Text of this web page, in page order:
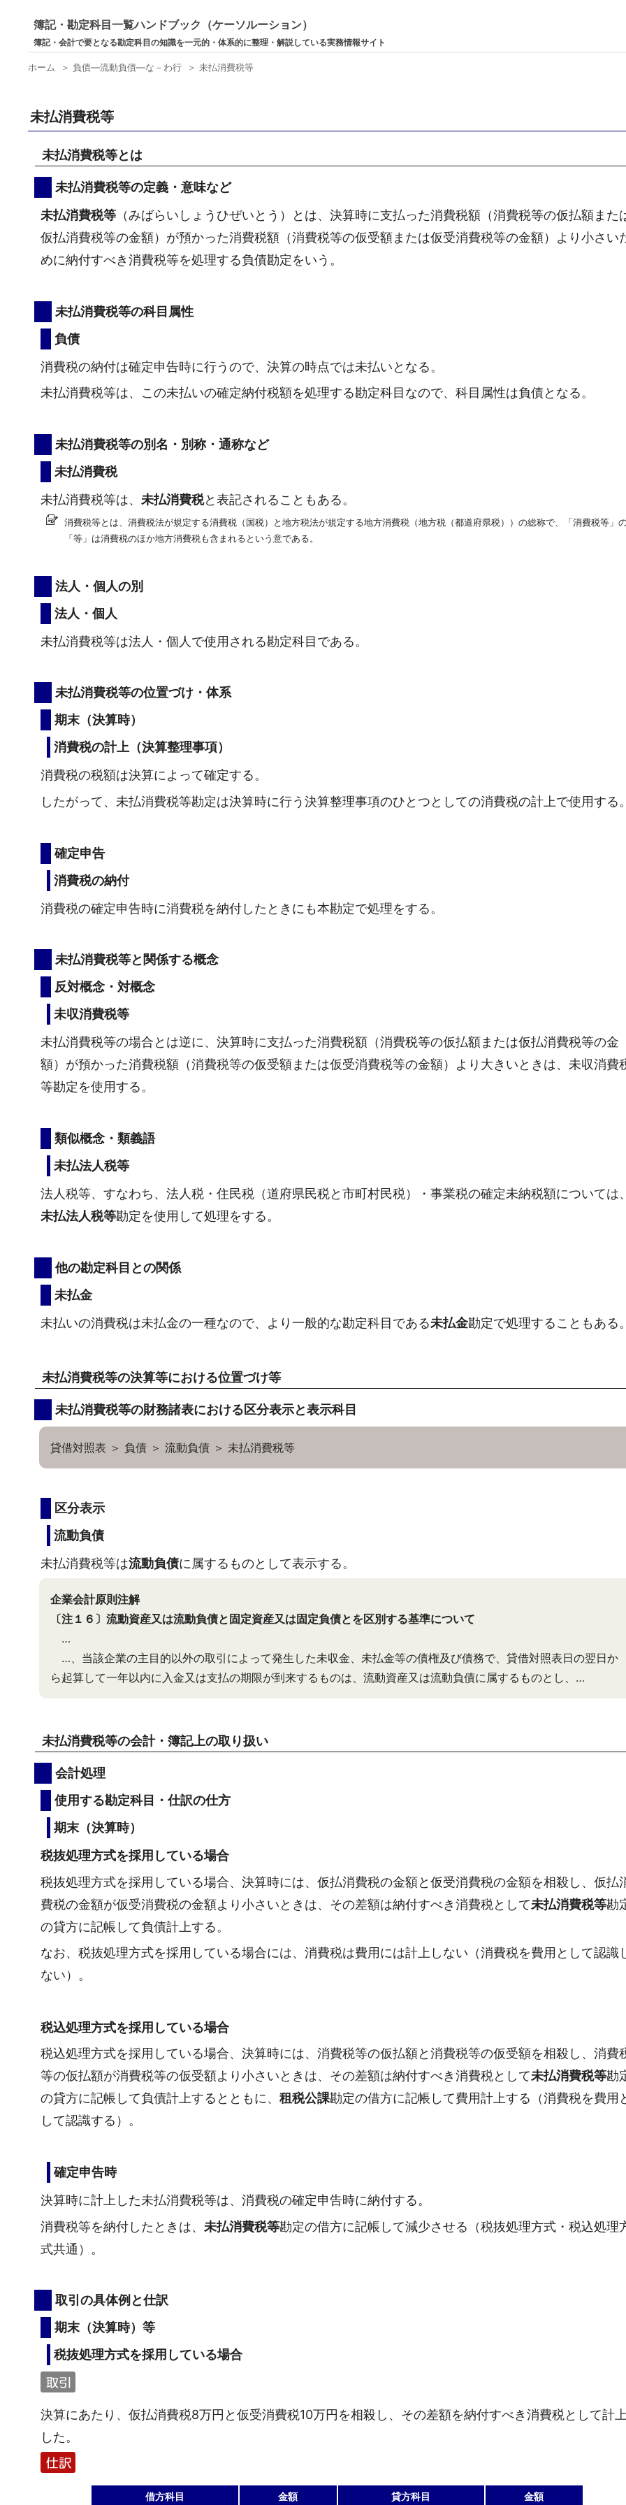
簿記・勘定科目一覧ハンドブック（ケーソルーション）
簿記・会計で要となる勘定科目の知識を一元的・体系的に整理・解説している実務情報サイト
ホーム ＞ 負債―流動負債―な－わ行 ＞ 未払消費税等
未払消費税等
未払消費税等とは
未払消費税等の定義・意味など
未払消費税等 （みばらいしょうひぜいとう）とは、決算時に支払った消費税額（消費税等の仮払額また
仮払消費税等の金額）が預かった消費税額（消費税等の仮受額または仮受消費税等の金額）より小さい
めに納付すべき消費税等を処理する負債勘定をいう。
未払消費税等の科目属性
負債
消費税の納付は確定申告時に行うので、決算の時点では未払いとなる。
未払消費税等は、この未払いの確定納付税額を処理する勘定科目なので、科目属性は負債となる。
未払消費税等の別名・別称・通称など
未払消費税
未払消費税等は、 未払消費税と表記されることもある。
消費税等とは、消費税法が規定する消費税（国税）と地方税法が規定する地方消費税（地方税（都道府県税））の総称で、「消費税等」
「等」は消費税のほか地方消費税も含まれるという意である。
法人・個人の別
法人・個人
未払消費税等は法人・個人で使用される勘定科目である。
未払消費税等の位置づけ・体系
期末（決算時）
消費税の計上（決算整理事項）
消費税の税額は決算によって確定する。
したがって、未払消費税等勘定は決算時に行う決算整理事項のひとつとしての消費税の計上で使用する
確定申告
消費税の納付
消費税の確定申告時に消費税を納付したときにも本勘定で処理をする。
未払消費税等と関係する概念
反対概念・対概念
未収消費税等
未払消費税等の場合とは逆に、決算時に支払った消費税額（消費税等の仮払額または仮払消費税等の金
額）が預かった消費税額（消費税等の仮受額または仮受消費税等の金額）より大きいときは、未収消費
等勘定を使用する。
類似概念・類義語
未払法人税等
法人税等、すなわち、法人税・住民税（道府県民税と市町村民税）・事業税の確定未納税額については
未払法人税等勘定を使用して処理をする。
他の勘定科目との関係
未払金
未払いの消費税は未払金の一種なので、より一般的な勘定科目である未払金勘定で処理することもある
未払消費税等の決算等における位置づけ等
未払消費税等の財務諸表における区分表示と表示科目
貸借対照表 ＞ 負債 ＞ 流動負債 ＞ 未払消費税等
区分表示
流動負債
未払消費税等は流動負債に属するものとして表示する。
企業会計原則注解
〔注１６〕流動資産又は流動負債と固定資産又は固定負債とを区別する基準について
…
…、当該企業の主目的以外の取引によって発生した未収金、未払金等の債権及び債務で、貸借対照表日の翌日か
ら起算して一年以内に入金又は支払の期限が到来するものは、流動資産又は流動負債に属するものとし、…
未払消費税等の会計・簿記上の取り扱い
会計処理
使用する勘定科目・仕訳の仕方
期末（決算時）
税抜処理方式を採用している場合
税抜処理方式を採用している場合、決算時には、仮払消費税の金額と仮受消費税の金額を相殺し、仮払
費税の金額が仮受消費税の金額より小さいときは、その差額は納付すべき消費税として未払消費税等勘
の貸方に記帳して負債計上する。
なお、税抜処理方式を採用している場合には、消費税は費用には計上しない（消費税を費用として認識
ない）。
税込処理方式を採用している場合
税込処理方式を採用している場合、決算時には、消費税等の仮払額と消費税等の仮受額を相殺し、消費
等の仮払額が消費税等の仮受額より小さいときは、その差額は納付すべき消費税として未払消費税等勘
の貸方に記帳して負債計上するとともに、租税公課勘定の借方に記帳して費用計上する（消費税を費用
して認識する）。
確定申告時
決算時に計上した未払消費税等は、消費税の確定申告時に納付する。
消費税等を納付したときは、 未払消費税等勘定の借方に記帳して減少させる（税抜処理方式・税込処理
式共通）。
取引の具体例と仕訳
期末（決算時）等
税抜処理方式を採用している場合
決算にあたり、仮払消費税8万円と仮受消費税10万円を相殺し、その差額を納付すべき消費税として計
した。
借方科目 金額 貸方科目 金額